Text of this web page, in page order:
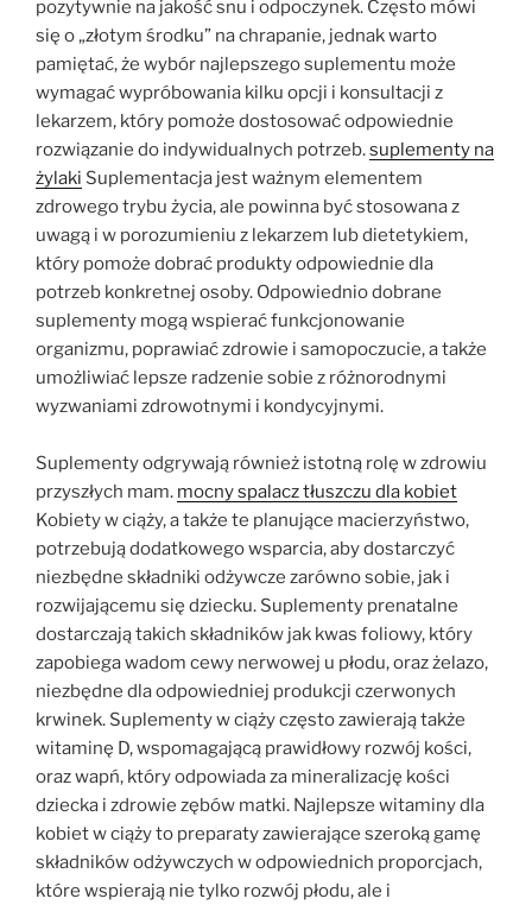
pozytywnie na jakość snu i odpoczynek. Często mówi
się o „złotym środku” na chrapanie, jednak warto
pamiętać, że wybór najlepszego suplementu może
wymagać wypróbowania kilku opcji i konsultacji z
lekarzem, który pomoże dostosować odpowiednie
rozwiązanie do indywidualnych potrzeb.suplementy na
żylaki Suplementacja jest ważnym elementem
zdrowego trybu życia, ale powinna być stosowana z
uwagą i w porozumieniu z lekarzem lub dietetykiem,
który pomoże dobrać produkty odpowiednie dla
potrzeb konkretnej osoby. Odpowiednio dobrane
suplementy mogą wspierać funkcjonowanie
organizmu, poprawiać zdrowie i samopoczucie, a także
umożliwiać lepsze radzenie sobie z różnorodnymi
wyzwaniami zdrowotnymi i kondycyjnymi.
Suplementy odgrywają również istotną rolę w zdrowiu
przyszłych mam. mocny spalacz tłuszczu dla kobiet
Kobiety w ciąży, a także te planujące macierzyństwo,
potrzebują dodatkowego wsparcia, aby dostarczyć
niezbędne składniki odżywcze zarówno sobie, jak i
rozwijającemu się dziecku. Suplementy prenatalne
dostarczają takich składników jak kwas foliowy, który
zapobiega wadom cewy nerwowej u płodu, oraz żelazo,
niezbędne dla odpowiedniej produkcji czerwonych
krwinek. Suplementy w ciąży często zawierają także
witaminę D, wspomagającą prawidłowy rozwój kości,
oraz wapń, który odpowiada za mineralizację kości
dziecka i zdrowie zębów matki. Najlepsze witaminy dla
kobiet w ciąży to preparaty zawierające szeroką gamę
składników odżywczych w odpowiednich proporcjach,
które wspierają nie tylko rozwój płodu, ale i